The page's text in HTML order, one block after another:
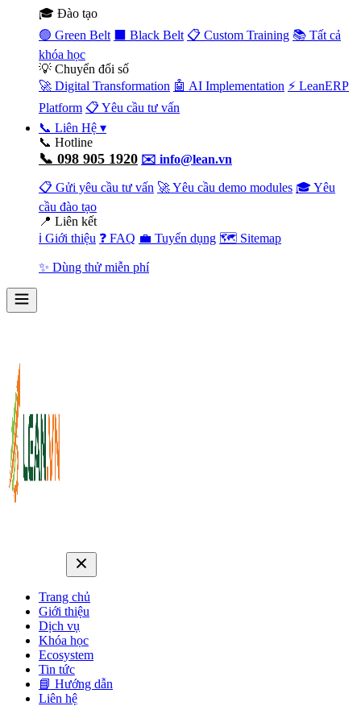
🎓 Đào tạo
🟢 Green Belt
⬛ Black Belt 📋 Custom Training 📚 Tất cả
khóa học
💡 Chuyển đổi số
🚀 Digital Transformation 🤖 AI Implementation ⚡ LeanERP
Platform 📋 Yêu cầu tư vấn
📞 Liên Hệ ▾
📞 Hotline
📞 098 905 1920 ✉️ info@lean.vn
📋 Gửi yêu cầu tư vấn 🚀 Yêu cầu demo modules 🎓 Yêu
cầu đào tạo
📍 Liên kết
ℹ️ Giới thiệu ❓ FAQ 💼 Tuyển dụng 🗺️ Sitemap
✨ Dùng thử miễn phí
Trang chủ
Giới thiệu
Dịch vụ
Khóa học
Ecosystem
Tin tức
📘 Hướng dẫn
Liên hệ